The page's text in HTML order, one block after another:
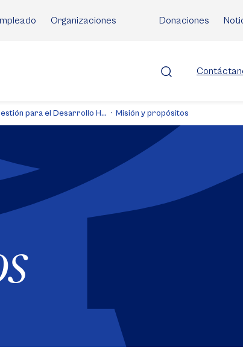
Organizaciones Donaciones
para el Desarrollo H... Misión y propósitos